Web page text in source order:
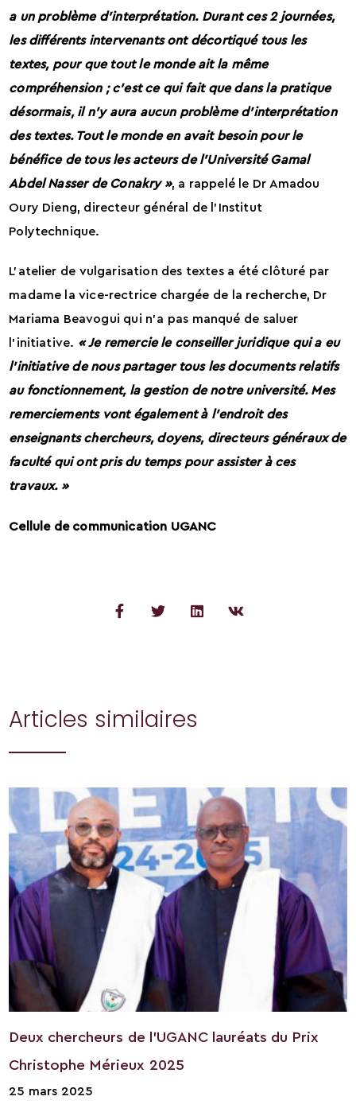
a un problème d’interprétation. Durant ces 2 journées,
les différents intervenants ont décortiqué tous les
textes, pour que tout le monde ait la même
compréhension ; c’est ce qui fait que dans la pratique
désormais, il n’y aura aucun problème d’interprétation
des textes. Tout le monde en avait besoin pour le
bénéfice de tous les acteurs de l’Université Gamal
Abdel Nasser de Conakry », a rappelé le Dr Amadou
Oury Dieng, directeur général de l’Institut
Polytechnique.
L’atelier de vulgarisation des textes a été clôturé par
madame la vice-rectrice chargée de la recherche, Dr
Mariama Beavogui qui n’a pas manqué de saluer
l’initiative. « Je remercie le conseiller juridique qui a eu
l’initiative de nous partager tous les documents relatifs
au fonctionnement, la gestion de notre université. Mes
remerciements vont également à l’endroit des
enseignants chercheurs, doyens, directeurs généraux de
faculté qui ont pris du temps pour assister à ces
travaux. »
Cellule de communication UGANC
Articles similaires
Deux chercheurs de l’UGANC lauréats du Prix
Christophe Mérieux 2025
25 mars 2025